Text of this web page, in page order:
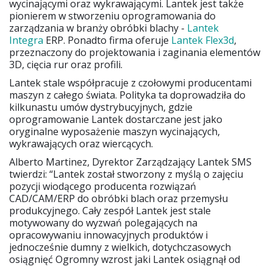
wycinającymi oraz wykrawającymi. Lantek jest także
pionierem w stworzeniu oprogramowania do
zarządzania w branży obróbki blachy - Lantek
Integra ERP. Ponadto firma oferuje Lantek Flex3d,
przeznaczony do projektowania i zaginania elementów
3D, cięcia rur oraz profili.
Lantek stale współpracuje z czołowymi producentami
maszyn z całego świata. Polityka ta doprowadziła do
kilkunastu umów dystrybucyjnych, gdzie
oprogramowanie Lantek dostarczane jest jako
oryginalne wyposażenie maszyn wycinających,
wykrawających oraz wiercących.
Alberto Martinez, Dyrektor Zarządzający Lantek SMS
twierdzi: “Lantek został stworzony z myślą o zajęciu
pozycji wiodącego producenta rozwiązań
CAD/CAM/ERP do obróbki blach oraz przemysłu
produkcyjnego. Cały zespół Lantek jest stale
motywowany do wyzwań polegających na
opracowywaniu innowacyjnych produktów i
jednocześnie dumny z wielkich, dotychczasowych
osiągnięć Ogromny wzrost jaki Lantek osiągnął od